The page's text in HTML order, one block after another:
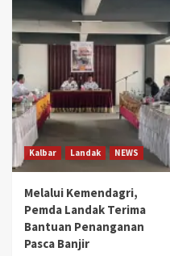
Kalbar Landak NEWS
Melalui Kemendagri,
Pemda Landak Terima
Bantuan Penanganan
Pasca Banjir